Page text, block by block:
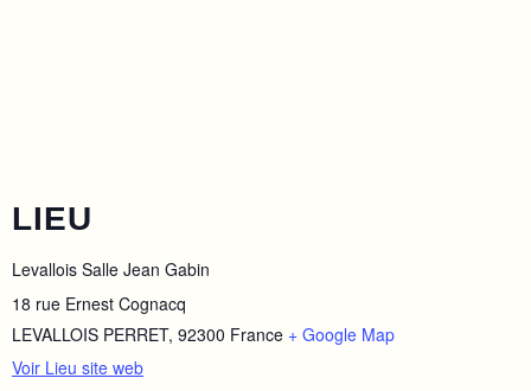
LIEU
Levallois Salle Jean Gabin
18 rue Ernest Cognacq
LEVALLOIS PERRET, 92300 France + Google Map
Voir Lieu site web